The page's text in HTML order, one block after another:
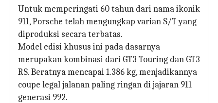
Untuk memperingati 60 tahun dari nama ikonik
911, Porsche telah mengungkap varian S/T yang
diproduksi secara terbatas.
Model edisi khusus ini pada dasarnya
merupakan kombinasi dari GT3 Touring dan GT3
RS. Beratnya mencapai 1.386 kg, menjadikannya
coupe legal jalanan paling ringan di jajaran 911
generasi 992.